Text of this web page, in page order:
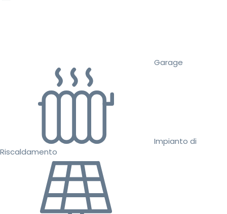
Garage
Impianto di
Riscaldamento